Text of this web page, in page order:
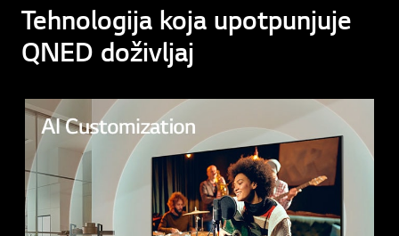
Tehnologija koja upotpunjuje
QNED doživljaj